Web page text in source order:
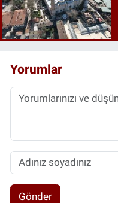
Yorumlar
Gönder